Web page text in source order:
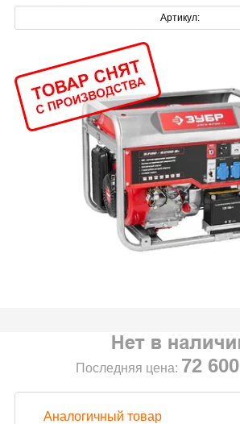
Артикул:
Последняя цена: 72 600
Аналогичный товар